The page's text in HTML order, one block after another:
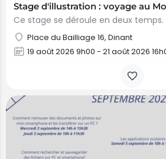
Stage d'illustration : voyage au
Place du Bailliage 16, Dinant
19 août 2026 9h00 - 21 août 2026